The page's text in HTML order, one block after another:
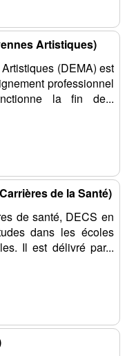
Artistiques)
(DEMA) est
professionnel
la fin de...
de la Santé)
de santé, DECS en
dans les écoles
Il est délivré par...